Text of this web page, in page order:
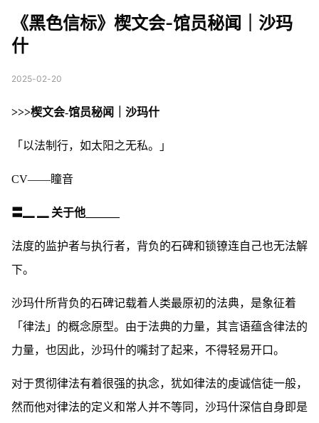
《黑色信标》楔文会-馆员秘闻｜沙玛
什
2025-02-20
>>>楔文会-馆员秘闻｜沙玛什
「以法制行，如太阳之无私。」
CV——瞳音
〓▁ ▁ 关于他______
法度的监护者与执行者，背负的石碑和锁镣连自己也无法解
下。
沙玛什所背负的石碑记载着人类最原初的法典，是象征着
「律法」的概念原型。由于法典的力量，其言语蕴含律法的
力量，也因此，沙玛什的嘴封了起来，不得轻易开口。
对于贯彻律法有着很强的执念，犹如律法的虔诚信徒一般，
然而他对律法的定义和常人并不等同，沙玛什深信自身即是